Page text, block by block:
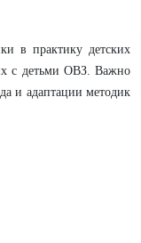
в практику детских
с детьми ОВЗ. Важно
и адаптации методик